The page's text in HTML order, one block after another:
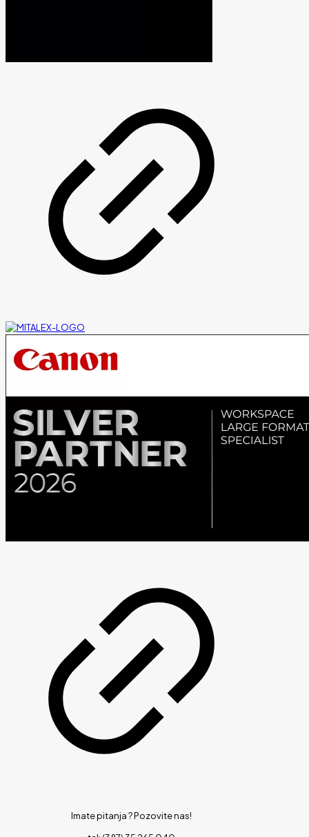
Imate pitanja ?Pozovite nas!